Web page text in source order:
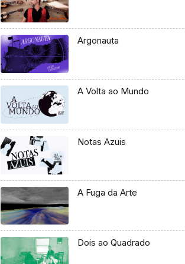
Argonauta
A Volta ao Mundo
Notas Azuis
A Fuga da Arte
Dois ao Quadrado